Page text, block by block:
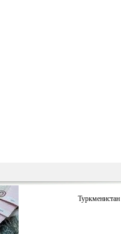
Туркменистан